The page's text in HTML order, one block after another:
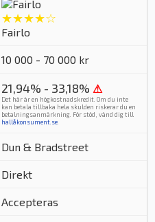
★★★★☆
Fairlo
10 000 - 70 000 kr
21,94% - 33,18% ⚠
Det här är en högkostnadskredit. Om du inte
kan betala tillbaka hela skulden riskerar du en
betalningsanmärkning. För stöd, vänd dig till
hallåkonsument.se
Dun & Bradstreet
Direkt
Accepteras